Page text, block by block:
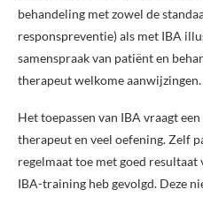
behandeling met zowel de
responspreventie) als met IBA
samenspraak van patiënt en
therapeut welkome aanwijzingen.
Het toepassen van IBA vraagt
therapeut en veel oefening. Zelf
regelmaat toe met goed
IBA-training heb gevolgd. Deze